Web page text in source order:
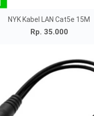
NYK Kabel LAN Cat5e 15M
Rp. 35.000